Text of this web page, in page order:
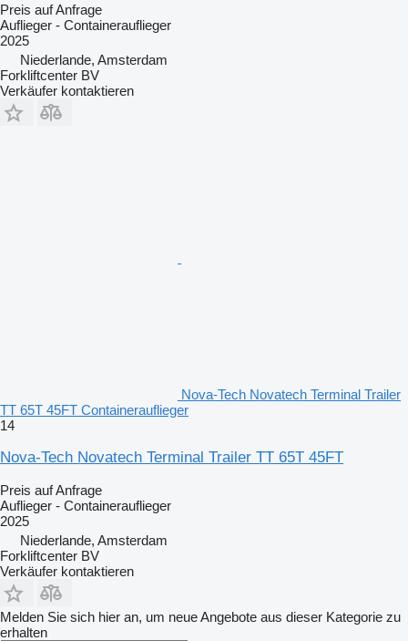
Preis auf Anfrage
Auflieger - Containerauflieger
2025
Niederlande, Amsterdam
Forkliftcenter BV
Verkäufer kontaktieren
Nova-Tech Novatech Terminal Trailer
TT 65T 45FT Containerauflieger
14
Nova-Tech Novatech Terminal Trailer TT 65T 45FT
Preis auf Anfrage
Auflieger - Containerauflieger
2025
Niederlande, Amsterdam
Forkliftcenter BV
Verkäufer kontaktieren
Melden Sie sich hier an, um neue Angebote aus dieser Kategorie zu
erhalten